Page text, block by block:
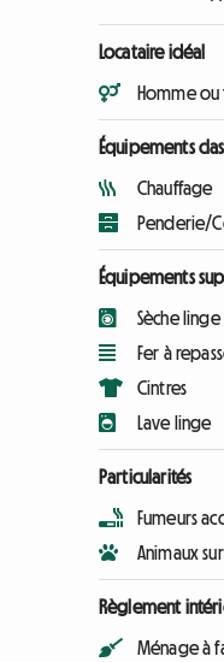
Locataire idéal
Homme
Équipements
Chauffage
Penderie/
Équipements
Sèche linge
Fer à
Cintres
Lave linge
Particularités
Fumeurs
Animaux
Règlement
Ménage à